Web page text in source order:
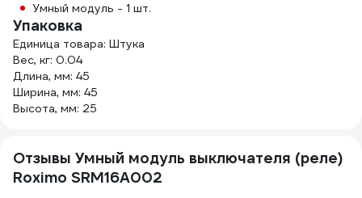
Умный модуль - 1 шт.
Упаковка
Единица товара: Штука
Вес, кг: 0.04
Длина, мм: 45
Ширина, мм: 45
Высота, мм: 25
Отзывы Умный модуль выключателя (реле)
Roximo SRM16A002